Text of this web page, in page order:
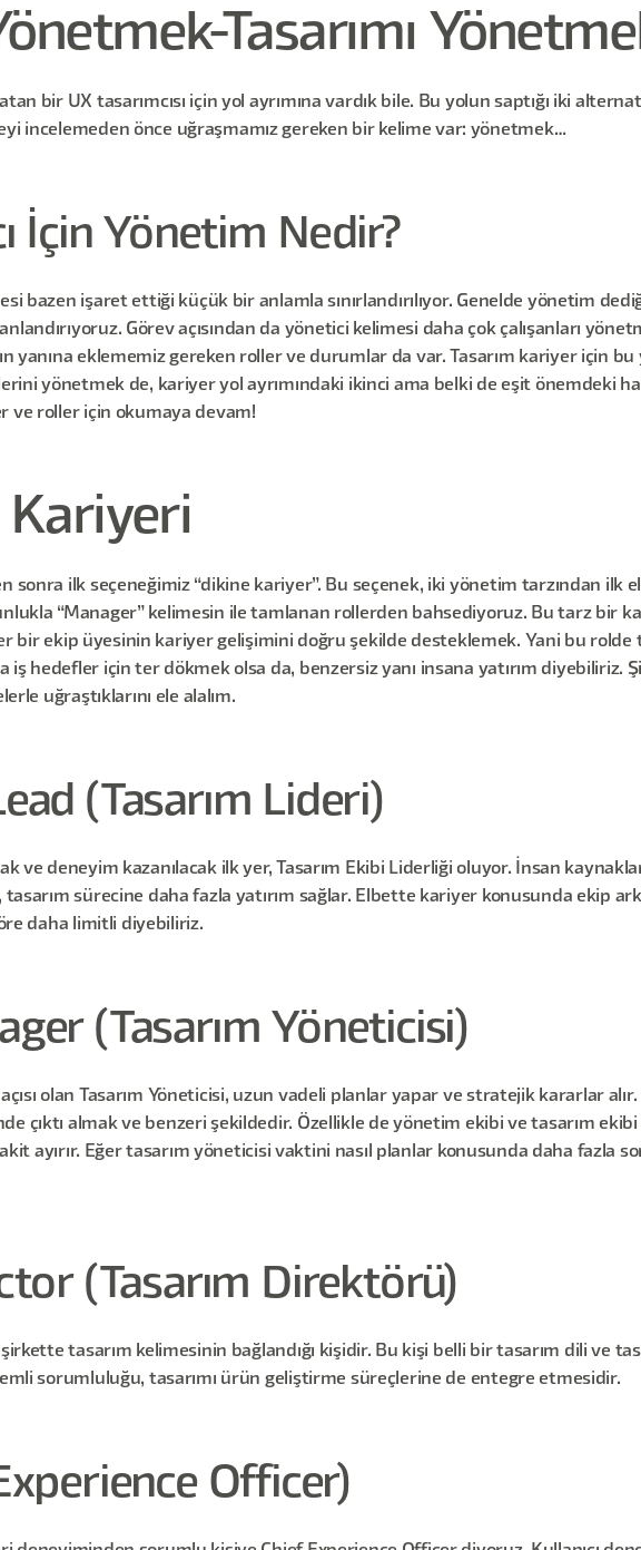
Tasarımı
bir UX tasarımcısı için yol ayrımına vardık bile. Bu yolun saptığı iki
incelemeden önce uğraşmamız gereken bir kelime var: yönetmek…
İçin Yönetim Nedir?
bazen işaret ettiği küçük bir anlamla sınırlandırılıyor. Genelde yönetim
Görev açısından da yönetici kelimesi daha çok çalışanları
yanına eklememiz gereken roller ve durumlar da var. Tasarım kariyer için bu
yönetmek de, kariyer yol ayrımındaki ikinci ama belki de eşit önemdeki
ve roller için okumaya devam!
Kariyeri
ilk seçeneğimiz “dikine kariyer”. Bu seçenek, iki yönetim tarzından ilk ele
“Manager” kelimesin ile tamlanan rollerden bahsediyoruz. Bu tarz bir
bir ekip üyesinin kariyer gelişimini doğru şekilde desteklemek. Yani bu rolde
iş hedefler için ter dökmek olsa da, benzersiz yanı insana yatırım diyebiliriz.
uğraştıklarını ele alalım.
(Tasarım Lideri)
ve deneyim kazanılacak ilk yer, Tasarım Ekibi Liderliği oluyor. İnsan
tasarım sürecine daha fazla yatırım sağlar. Elbette kariyer konusunda ekip
daha limitli diyebiliriz.
(Tasarım Yöneticisi)
olan Tasarım Yöneticisi, uzun vadeli planlar yapar ve stratejik kararlar
çıktı almak ve benzeri şekildedir. Özellikle de yönetim ekibi ve tasarım
ayırır. Eğer tasarım yöneticisi vaktini nasıl planlar konusunda daha fazla
(Tasarım Direktörü)
tasarım kelimesinin bağlandığı kişidir. Bu kişi belli bir tasarım dili ve
sorumluluğu, tasarımı ürün geliştirme süreçlerine de entegre etmesidir.
Officer)